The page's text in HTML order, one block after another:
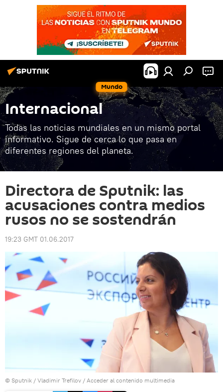
Mundo
Internacional
Todas las noticias mundiales en un mismo portal
informativo. Sigue de cerca lo que pasa en
diferentes regiones del planeta.
Directora de Sputnik: las
acusaciones contra medios
rusos no se sostendrán
19:23 GMT 01.06.2017
© Sputnik / Vladimir Trefilov / Acceder al contenido multimedia